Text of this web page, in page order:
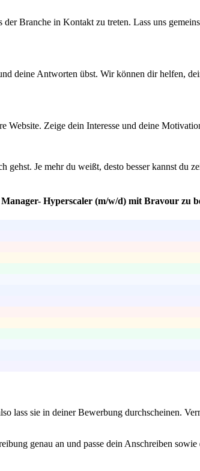
Branche in Kontakt zu treten. Lass uns
deine Antworten übst. Wir können dir helfen,
Zeige dein Interesse und deine
Je mehr du weißt, desto besser kannst du
Hyperscaler (m/w/d) mit Bravour zu
lass sie in deiner Bewerbung durchscheinen.
genau an und passe dein Anschreiben